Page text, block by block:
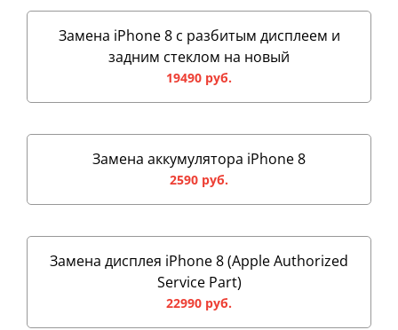
Замена iPhone 8 с разбитым дисплеем и
задним стеклом на новый
19490 руб.
Замена аккумулятора iPhone 8
2590 руб.
Замена дисплея iPhone 8 (Apple Authorized
Service Part)
22990 руб.